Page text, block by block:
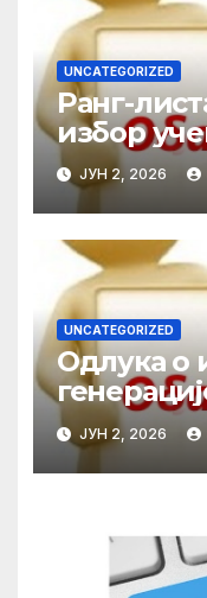
UNCATEGORIZED
Ранг-
избор
школској
ЈУН 2, 2026
UNCATEGORIZED
Одлука о
2025/
ЈУН 2, 2026